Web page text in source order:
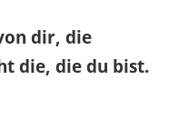
dir, die
die, die du bist.